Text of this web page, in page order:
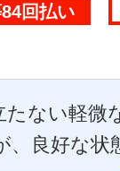
回払い
たない軽微
、良好な状